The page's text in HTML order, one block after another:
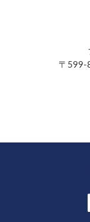
〒599-